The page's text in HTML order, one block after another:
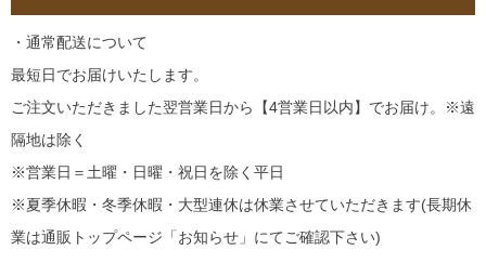
・通常配送について
最短日でお届けいたします。
ご注文いただきました翌営業日から【4営業日以内】でお届け。※遠
隔地は除く
※営業日＝土曜・日曜・祝日を除く平日
※夏季休暇・冬季休暇・大型連休は休業させていただきます(長期休
業は通販トップページ「お知らせ」にてご確認下さい)